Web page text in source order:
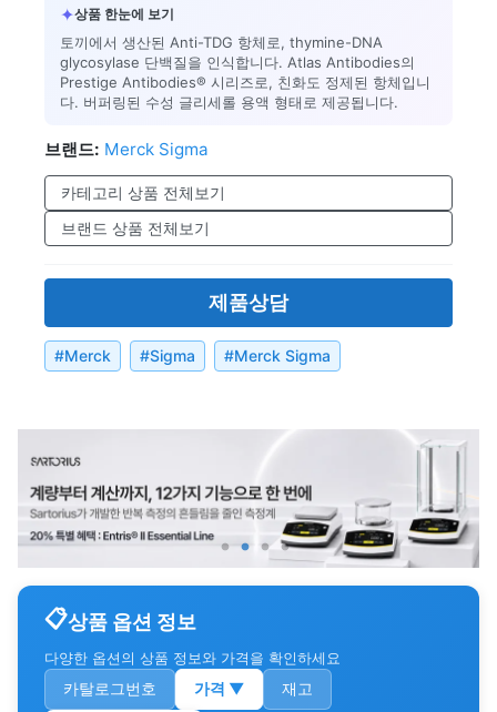
✦상품 한눈에 보기
토끼에서 생산된 Anti-TDG 항체로, thymine-DNA
glycosylase 단백질을 인식합니다. Atlas Antibodies의
Prestige Antibodies® 시리즈로, 친화도 정제된 항체입니
다. 버퍼링된 수성 글리세롤 용액 형태로 제공됩니다.
브랜드: Merck Sigma
카테고리 상품 전체보기
브랜드 상품 전체보기
제품상담
#Merck #Sigma #Merck Sigma
상품 옵션 정보
다양한 옵션의 상품 정보와 가격을 확인하세요
카탈로그번호 가격 ▼ 재고